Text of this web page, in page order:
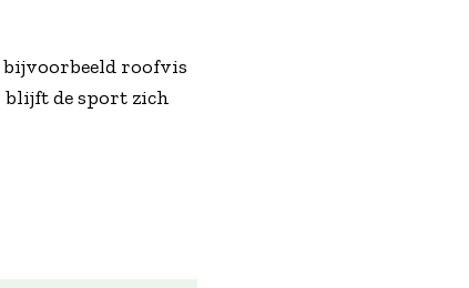
roofvis
blijft de sport zich